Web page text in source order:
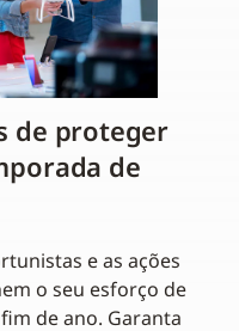
de proteger
de
e as ações
o seu esforço de
de ano. Garanta